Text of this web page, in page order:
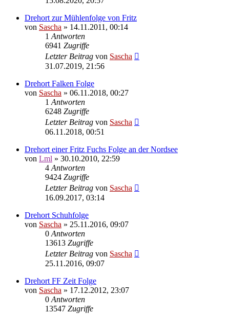
Drehort zur Mühlenfolge von Fritz
von Sascha » 14.11.2011, 00:14
1 Antworten
6941 Zugriffe
Letzter Beitrag von Sascha
31.07.2019, 21:56
Drehort Falken Folge
von Sascha » 06.11.2018, 00:27
1 Antworten
6248 Zugriffe
Letzter Beitrag von Sascha
06.11.2018, 00:51
Drehort einer Fritz Fuchs Folge an der Nordsee
von Lml » 30.10.2010, 22:59
4 Antworten
9424 Zugriffe
Letzter Beitrag von Sascha
16.09.2017, 03:14
Drehort Schuhfolge
von Sascha » 25.11.2016, 09:07
0 Antworten
13613 Zugriffe
Letzter Beitrag von Sascha
25.11.2016, 09:07
Drehort FF Zeit Folge
von Sascha » 17.12.2012, 23:07
0 Antworten
13547 Zugriffe